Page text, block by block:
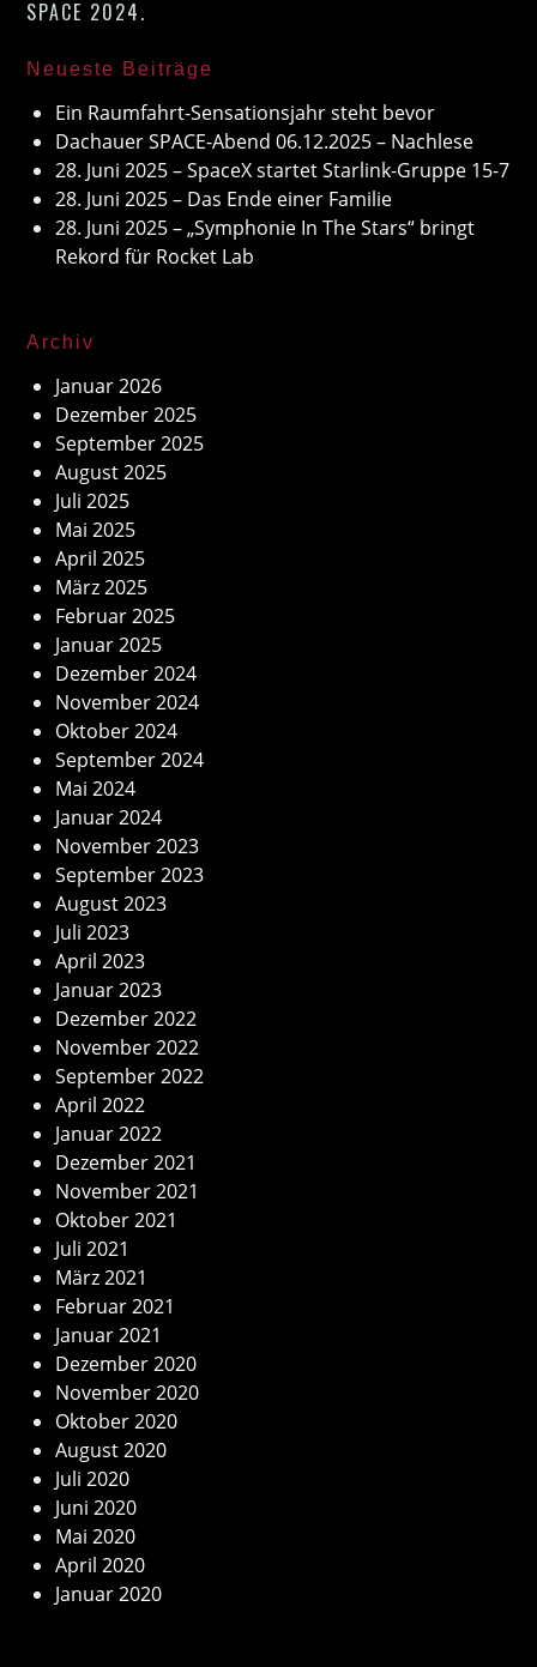
SPACE 2024.
Neueste Beiträge
Ein Raumfahrt-Sensationsjahr steht bevor
Dachauer SPACE-Abend 06.12.2025 – Nachlese
28. Juni 2025 – SpaceX startet Starlink-Gruppe 15-7
28. Juni 2025 – Das Ende einer Familie
28. Juni 2025 – „Symphonie In The Stars“ bringt
Rekord für Rocket Lab
Archiv
Januar 2026
Dezember 2025
September 2025
August 2025
Juli 2025
Mai 2025
April 2025
März 2025
Februar 2025
Januar 2025
Dezember 2024
November 2024
Oktober 2024
September 2024
Mai 2024
Januar 2024
November 2023
September 2023
August 2023
Juli 2023
April 2023
Januar 2023
Dezember 2022
November 2022
September 2022
April 2022
Januar 2022
Dezember 2021
November 2021
Oktober 2021
Juli 2021
März 2021
Februar 2021
Januar 2021
Dezember 2020
November 2020
Oktober 2020
August 2020
Juli 2020
Juni 2020
Mai 2020
April 2020
Januar 2020